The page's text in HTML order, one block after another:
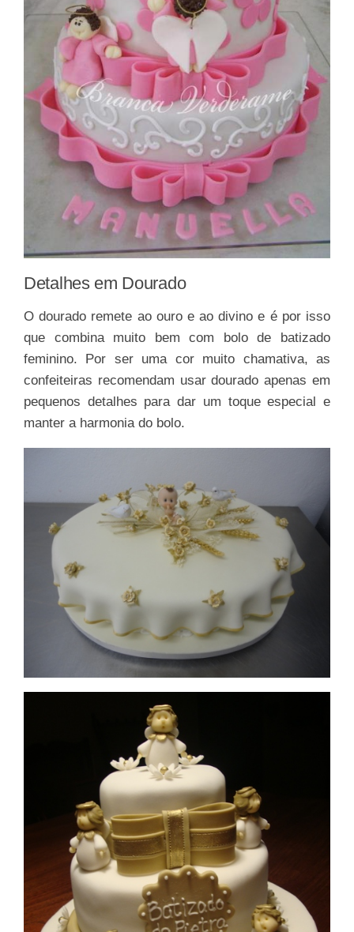
Detalhes em Dourado
O dourado remete ao ouro e ao divino e é por isso
que combina muito bem com bolo de batizado
feminino. Por ser uma cor muito chamativa, as
confeiteiras recomendam usar dourado apenas em
pequenos detalhes para dar um toque especial e
manter a harmonia do bolo.